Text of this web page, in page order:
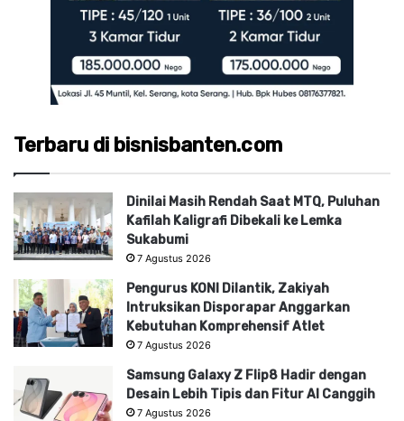
Terbaru di bisnisbanten.com
Dinilai Masih Rendah Saat MTQ, Puluhan
Kafilah Kaligrafi Dibekali ke Lemka
Sukabumi
7 Agustus 2026
Pengurus KONI Dilantik, Zakiyah
Intruksikan Disporapar Anggarkan
Kebutuhan Komprehensif Atlet
7 Agustus 2026
Samsung Galaxy Z Flip8 Hadir dengan
Desain Lebih Tipis dan Fitur AI Canggih
7 Agustus 2026